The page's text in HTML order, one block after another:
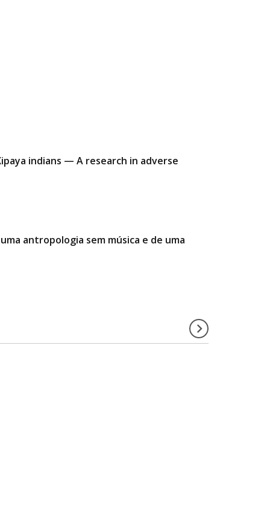
indians — A research in adverse
antropologia sem música e de uma